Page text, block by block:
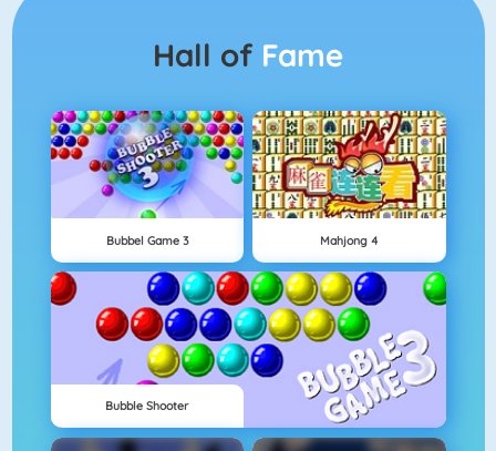
Hall of Fame
Bubbel Game 3 Mahjong 4
Bubble Shooter